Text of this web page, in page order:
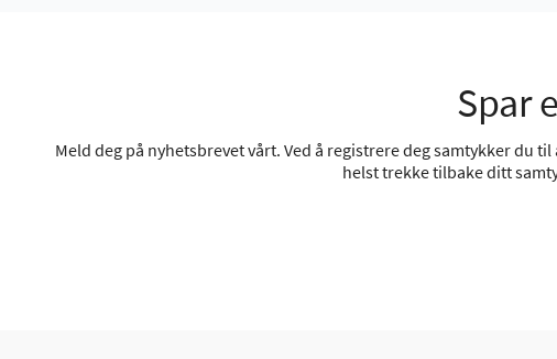
Spar
Meld deg på nyhetsbrevet vårt. Ved å registrere deg samtykker du
helst trekke tilbake ditt